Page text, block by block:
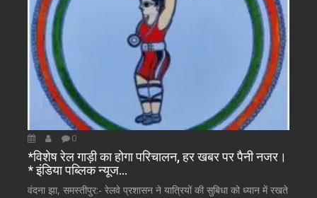
0
*विशेष रेल गाड़ी का होगा परिचालन, हर खबर पर पैनी नजर।
* इंडिया पब्लिक न्यूज…
वंदना झा, समस्तीपुर:- रेलवे प्रशासन ने यात्रियों की सुबिधा को ध्यान में रखते